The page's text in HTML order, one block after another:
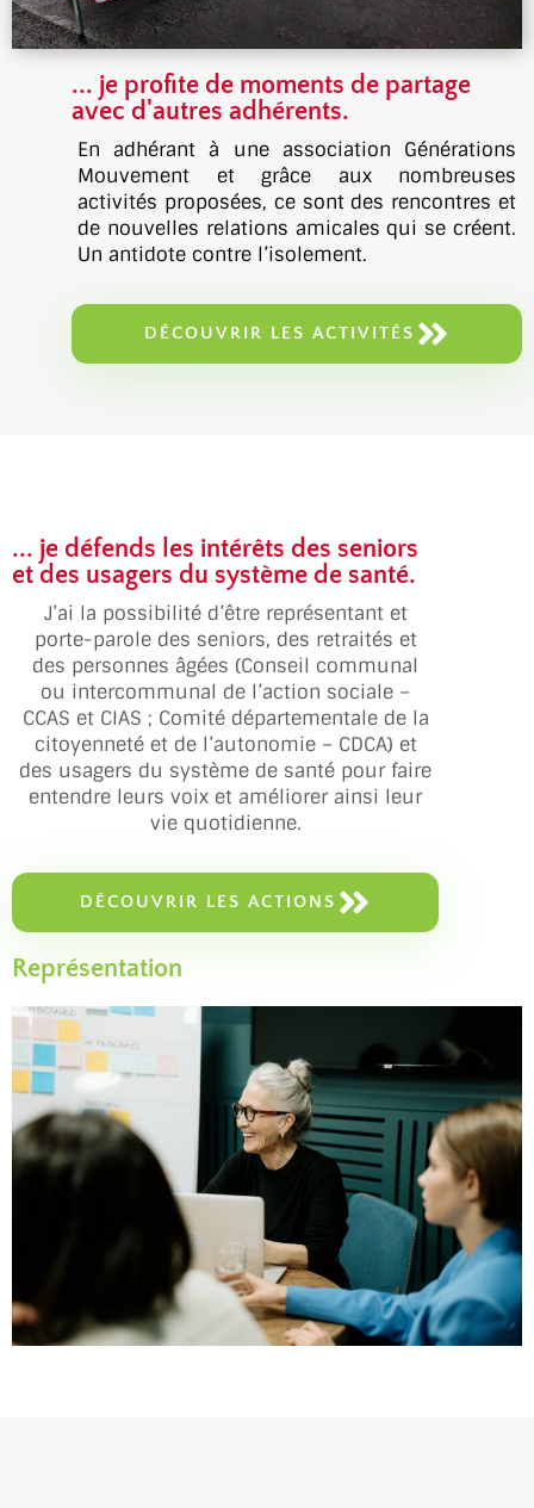
... je profite de moments de partage
avec d'autres adhérents.
En adhérant à une association Générations
Mouvement et grâce aux nombreuses
activités proposées, ce sont des rencontres et
de nouvelles relations amicales qui se créent.
Un antidote contre l’isolement.
DÉCOUVRIR LES ACTIVITÉS
... je défends les intérêts des seniors
et des usagers du système de santé.
J’ai la possibilité d’être représentant et
porte-parole des seniors, des retraités et
des personnes âgées (Conseil communal
ou intercommunal de l’action sociale –
CCAS et CIAS ; Comité départementale de la
citoyenneté et de l’autonomie – CDCA) et
des usagers du système de santé pour faire
entendre leurs voix et améliorer ainsi leur
vie quotidienne.
DÉCOUVRIR LES ACTIONS
Représentation